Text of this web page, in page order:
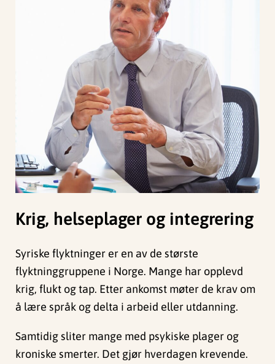
Krig, helseplager og integrering
Syriske flyktninger er en av de største
flyktninggruppene i Norge. Mange har opplevd
krig, flukt og tap. Etter ankomst møter de krav om
å lære språk og delta i arbeid eller utdanning.
Samtidig sliter mange med psykiske plager og
kroniske smerter. Det gjør hverdagen krevende.